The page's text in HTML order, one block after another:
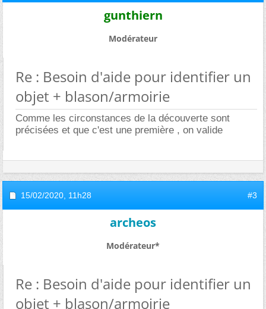
gunthiern
Modérateur
Re : Besoin d'aide pour identifier un
objet + blason/armoirie
Comme les circonstances de la découverte sont
précisées et que c'est une première , on valide
15/02/2020, 11h28 #3
archeos
Modérateur*
Re : Besoin d'aide pour identifier un
objet + blason/armoirie